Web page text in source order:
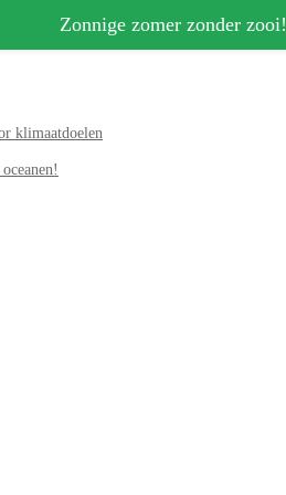
klimaatdoelen
Zonnige zomer zonder zooi!